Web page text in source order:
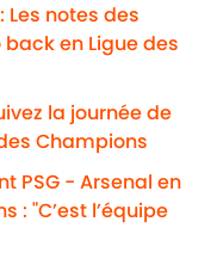
Les notes des
en Ligue des
la journée de
Champions
PSG - Arsenal en
: "C’est l’équipe